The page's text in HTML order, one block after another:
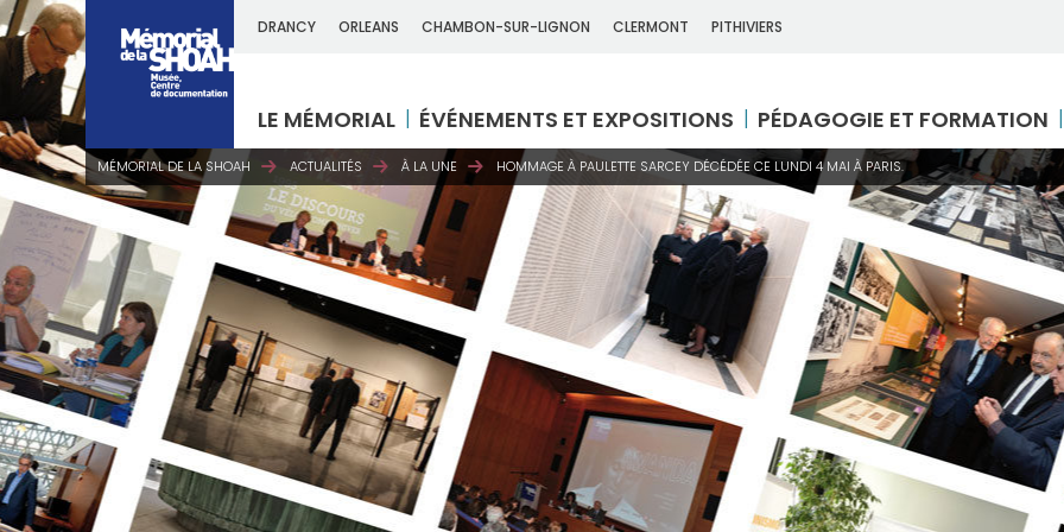
DRANCY ORLEANS CHAMBON-SUR-LIGNON CLERMONT PITHIVIERS
LE MÉMORIAL ÉVÉNEMENTS ET EXPOSITIONS PÉDAGOGIE ET FORMATION
MÉMORIAL DE LA SHOAH ACTUALITÉS À LA UNE HOMMAGE À PAULETTE SARCEY DÉCÉDÉE CE LUNDI 4 MAI À PARIS.